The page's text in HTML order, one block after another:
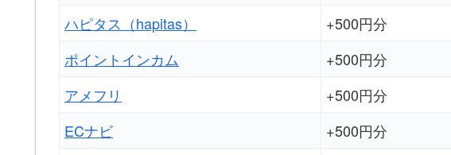
ハピタス（hapitas）
+500円分
ポイントインカム
+500円分
アメフリ
+500円分
ECナビ
+500円分